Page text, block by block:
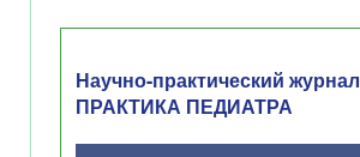
Научно-практический журнал
ПРАКТИКА ПЕДИАТРА